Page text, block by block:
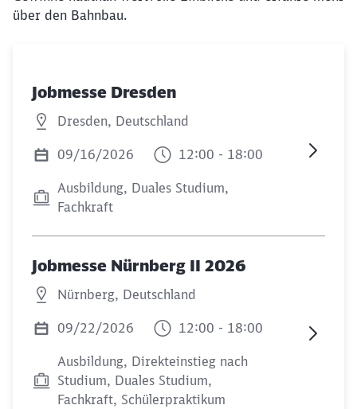
über den Bahnbau.
Jobmesse Dresden
Dresden, Deutschland
09/16/2026 12:00 - 18:00
Ausbildung, Duales Studium,
Fachkraft
Jobmesse Nürnberg II 2026
Nürnberg, Deutschland
09/22/2026 12:00 - 18:00
Ausbildung, Direkteinstieg nach
Studium, Duales Studium,
Fachkraft, Schülerpraktikum